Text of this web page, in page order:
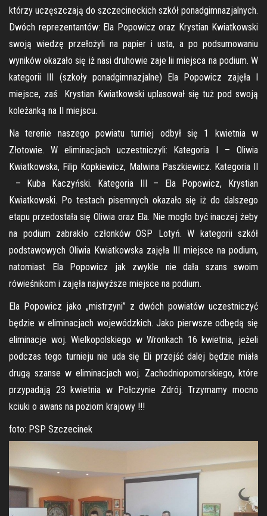
którzy uczęszczają do szczecineckich szkół ponadgimnazjalnych.
Dwóch reprezentantów: Ela Popowicz oraz Krystian Kwiatkowski
swoją wiedzę przełożyli na papier i usta, a po podsumowaniu
wyników okazało się iż nasi druhowie zaje lii miejsca na podium. W
kategorii III (szkoły ponadgimnazjalne) Ela Popowicz zajęła I
miejsce, zaś Krystian Kwiatkowski uplasował się tuż pod swoją
koleżanką na II miejscu.
Na terenie naszego powiatu turniej odbył się 1 kwietnia w
Złotowie. W eliminacjach uczestniczyli: Kategoria I – Oliwia
Kwiatkowska, Filip Kopkiewicz, Malwina Paszkiewicz. Kategoria II
– Kuba Kaczyński. Kategoria III – Ela Popowicz, Krystian
Kwiatkowski. Po testach pisemnych okazało się iż do dalszego
etapu przedostała się Oliwia oraz Ela. Nie mogło być inaczej żeby
na podium zabrakło członków OSP Lotyń. W kategorii szkół
podstawowych Oliwia Kwiatkowska zajęła III miejsce na podium,
natomiast Ela Popowicz jak zwykle nie dała szans swoim
rówieśnikom i zajęła najwyższe miejsce na podium.
Ela Popowicz jako „mistrzyni” z dwóch powiatów uczestniczyć
będzie w eliminacjach wojewódzkich. Jako pierwsze odbędą się
eliminacje woj. Wielkopolskiego w Wronkach 16 kwietnia, jeżeli
podczas tego turnieju nie uda się Eli przejść dalej będzie miała
drugą szanse w eliminacjach woj. Zachodniopomorskiego, które
przypadają 23 kwietnia w Połczynie Zdrój. Trzymamy mocno
kciuki o awans na poziom krajowy !!!
foto: PSP Szczecinek